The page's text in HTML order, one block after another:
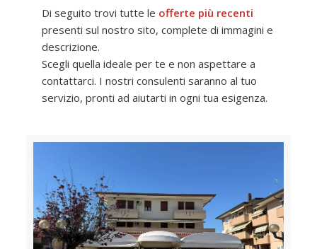
Di seguito trovi tutte le offerte più recenti
presenti sul nostro sito, complete di immagini e
descrizione.
Scegli quella ideale per te e non aspettare a
contattarci. I nostri consulenti saranno al tuo
servizio, pronti ad aiutarti in ogni tua esigenza.